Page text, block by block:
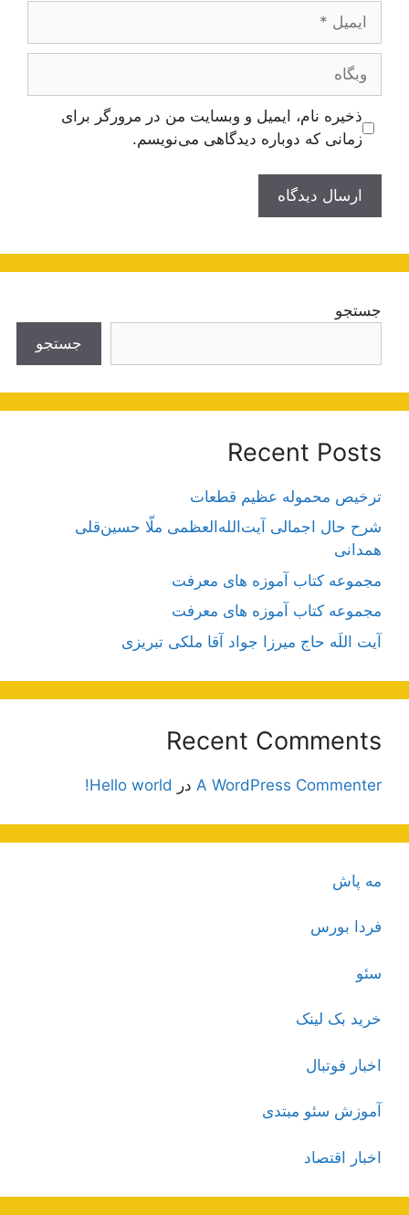
ایمیل
وبگاه
ذخیره نام، ایمیل و وبسایت من در مرورگر برای
زمانی که دوباره دیدگاهی می‌نویسم.
جستجو
جستجو
Recent Posts
ترخیص محموله عظیم قطعات
شرح حال اجمالی آیت‌الله‌العظمی ملّا حسین‌قلی
همدانی
مجموعه کتاب آموزه های معرفت
مجموعه کتاب آموزه های معرفت
آیت اللَه حاج میرزا جواد آقا ملکی تبریزی
Recent Comments
A WordPress Commenter در Hello world!
مه پاش
فردا بورس
سئو
خرید بک لینک
اخبار فوتبال
آموزش سئو مبتدی
اخبار اقتصاد